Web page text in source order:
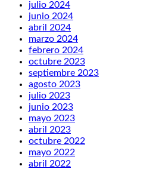
julio 2024
junio 2024
abril 2024
marzo 2024
febrero 2024
octubre 2023
septiembre 2023
agosto 2023
julio 2023
junio 2023
mayo 2023
abril 2023
octubre 2022
mayo 2022
abril 2022